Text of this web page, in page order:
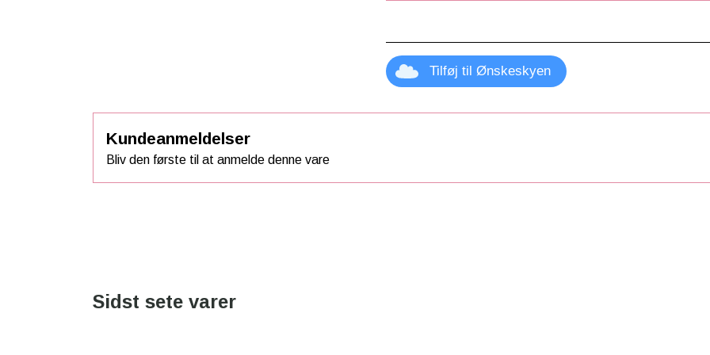
Tilføj til Ønskeskyen
Kundeanmeldelser
Bliv den første til at anmelde denne vare
Sidst sete varer